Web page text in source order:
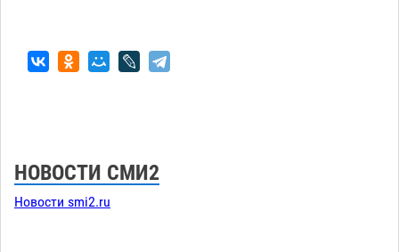
НОВОСТИ СМИ2
Новости smi2.ru